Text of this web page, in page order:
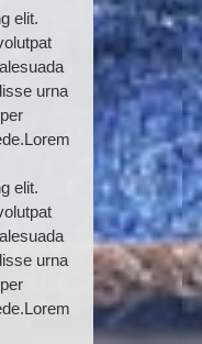
elit.
urna
elit.
urna